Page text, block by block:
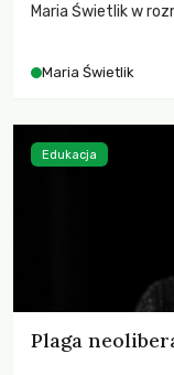
Maria Świetlik w
Maria Świetlik
Plaga
Edukacja